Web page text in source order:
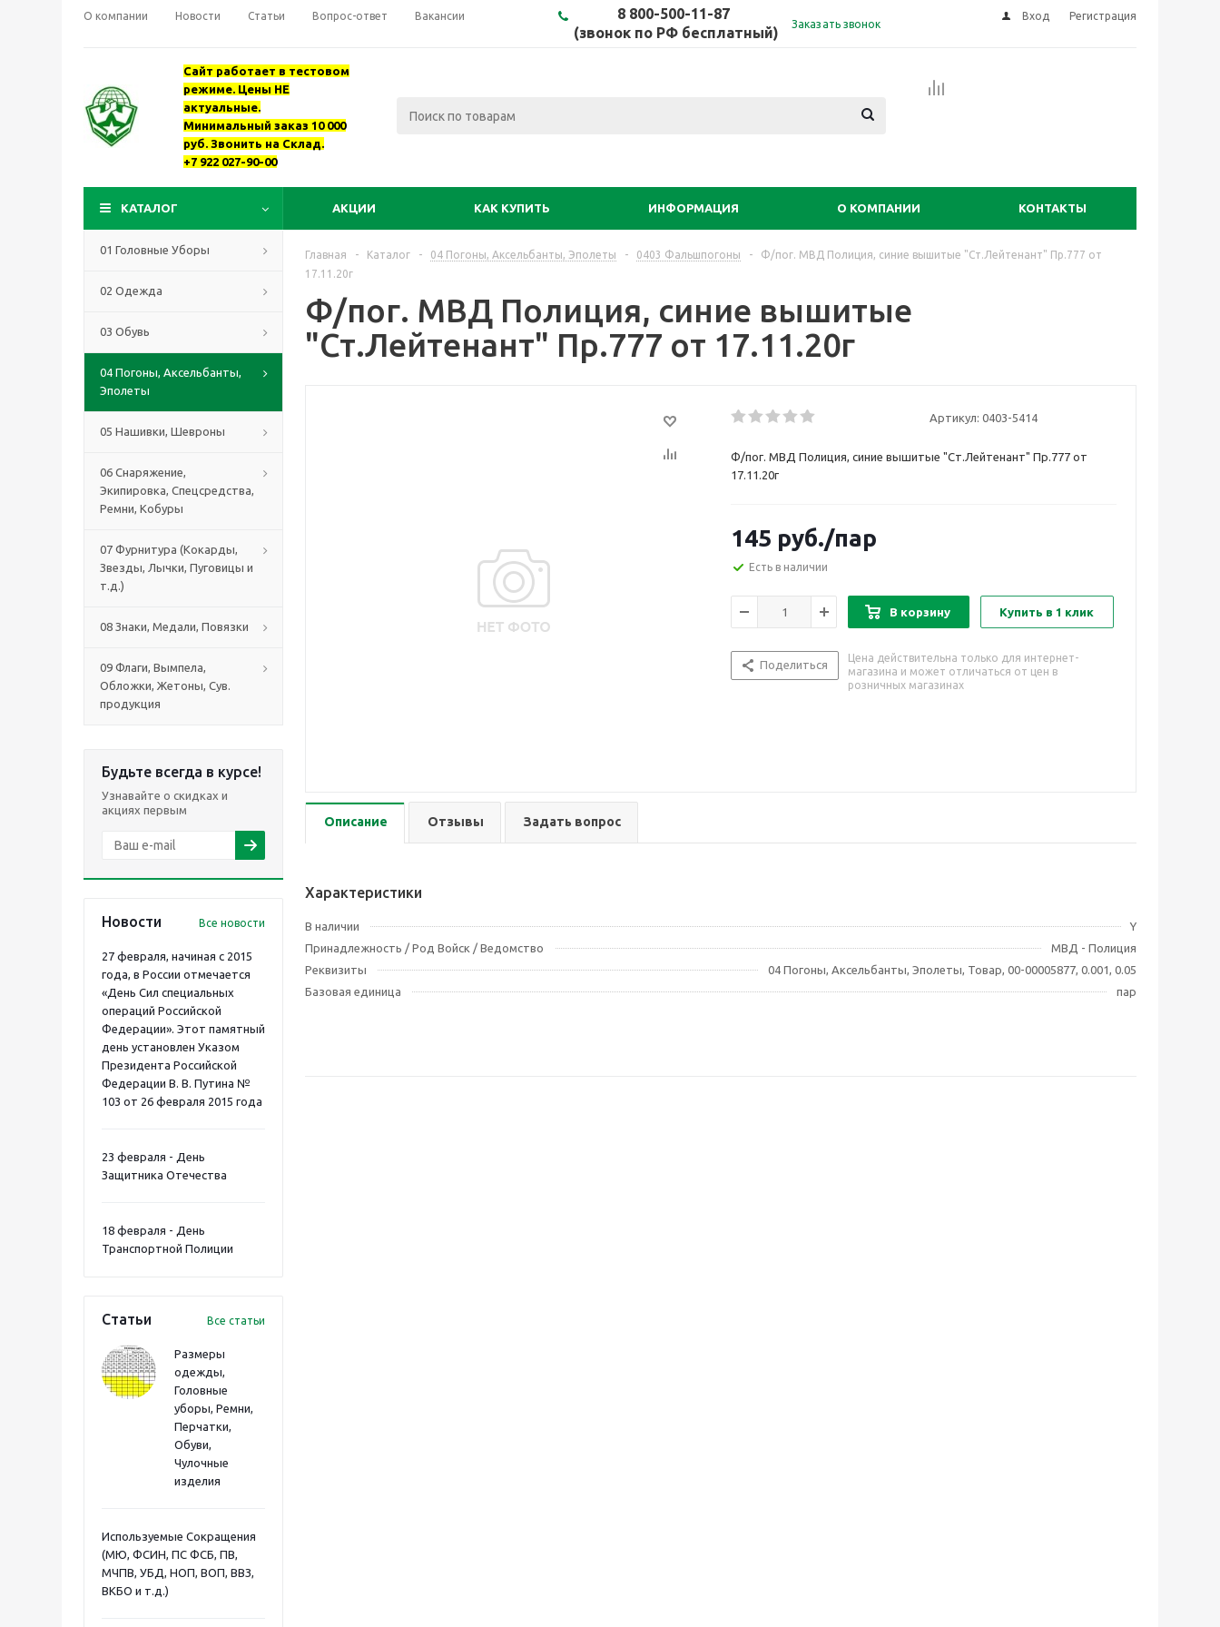
О компании Новости Статьи Вопрос-ответ Вакансии
8 800-500-11-87
(звонок по РФ бесплатный)
Заказать звонок
Вход Регистрация
Сайт работает в тестовом
режиме. Цены НЕ
актуальные.
Минимальный заказ 10 000
руб. Звонить на Склад.
+7 922 027-90-00
КАТАЛОГ АКЦИИ КАК КУПИТЬ ИНФОРМАЦИЯ О КОМПАНИИ КОНТАКТЫ
01 Головные Уборы
02 Одежда
03 Обувь
04 Погоны, Аксельбанты,
Эполеты
05 Нашивки, Шевроны
06 Снаряжение,
Экипировка, Спецсредства,
Ремни, Кобуры
07 Фурнитура (Кокарды,
Звезды, Лычки, Пуговицы и
т.д.)
08 Знаки, Медали, Повязки
09 Флаги, Вымпела,
Обложки, Жетоны, Сув.
продукция
Будьте всегда в курсе!
Узнавайте о скидках и
акциях первым
Новости Все новости
27 февраля, начиная с 2015
года, в России отмечается
«День Сил специальных
операций Российской
Федерации». Этот памятный
день установлен Указом
Президента Российской
Федерации В. В. Путина №
103 от 26 февраля 2015 года
23 февраля - День
Защитника Отечества
18 февраля - День
Транспортной Полиции
Статьи Все статьи
Размеры
одежды,
Головные
уборы, Ремни,
Перчатки,
Обуви,
Чулочные
изделия
Используемые Сокращения
(МЮ, ФСИН, ПС ФСБ, ПВ,
МЧПВ, УБД, НОП, ВОП, ВВЗ,
ВКБО и т.д.)
Главная - Каталог - 04 Погоны, Аксельбанты, Эполеты - 0403 Фальшпогоны -
Ф/пог. МВД Полиция, синие вышитые "Ст.Лейтенант" Пр.777 от
17.11.20г
Ф/пог. МВД Полиция, синие вышитые
"Ст.Лейтенант" Пр.777 от 17.11.20г
Артикул: 0403-5414
Ф/пог. МВД Полиция, синие вышитые "Ст.Лейтенант" Пр.777 от
17.11.20г
145 руб./пар
Есть в наличии
В корзину Купить в 1 клик
Поделиться
Цена действительна только для интернет-
магазина и может отличаться от цен в
розничных магазинах
Описание Отзывы Задать вопрос
Характеристики
В наличии
Y
Принадлежность / Род Войск / Ведомство
МВД - Полиция
Реквизиты
04 Погоны, Аксельбанты, Эполеты, Товар, 00-00005877, 0.001, 0.05
Базовая единица
пар